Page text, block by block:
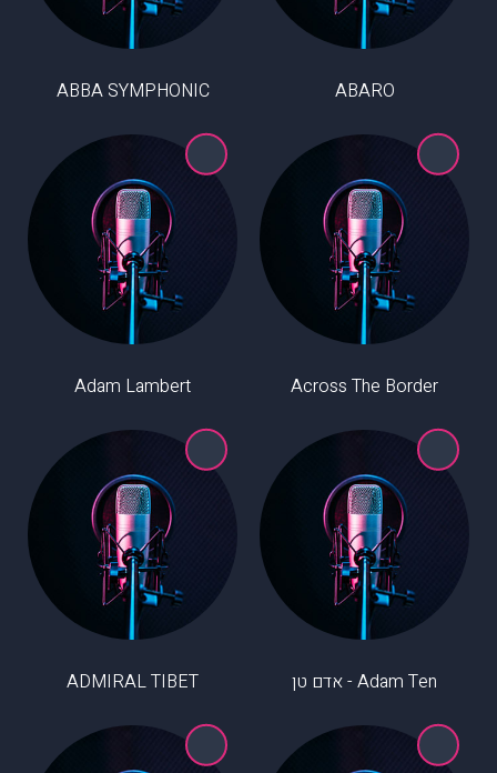
ABARO
ABBA SYMPHONIC
Across The Border
Adam Lambert
Adam Ten - אדם טן ADMIRAL TIBET